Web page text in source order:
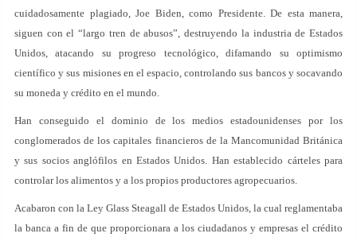
cuidadosamente plagiado, Joe Biden, como Presidente. De esta manera,
siguen con el “largo tren de abusos”, destruyendo la industria de Estados
Unidos, atacando su progreso tecnológico, difamando su optimismo
científico y sus misiones en el espacio, controlando sus bancos y socavando
su moneda y crédito en el mundo.
Han conseguido el dominio de los medios estadounidenses por los
conglomerados de los capitales financieros de la Mancomunidad Británica
y sus socios anglófilos en Estados Unidos. Han establecido cárteles para
controlar los alimentos y a los propios productores agropecuarios.
Acabaron con la Ley Glass Steagall de Estados Unidos, la cual reglamentaba
la banca a fin de que proporcionara a los ciudadanos y empresas el crédito